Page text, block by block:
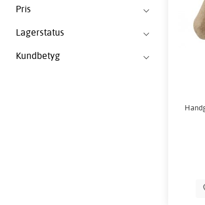
Pris
Lagerstatus
Kundbetyg